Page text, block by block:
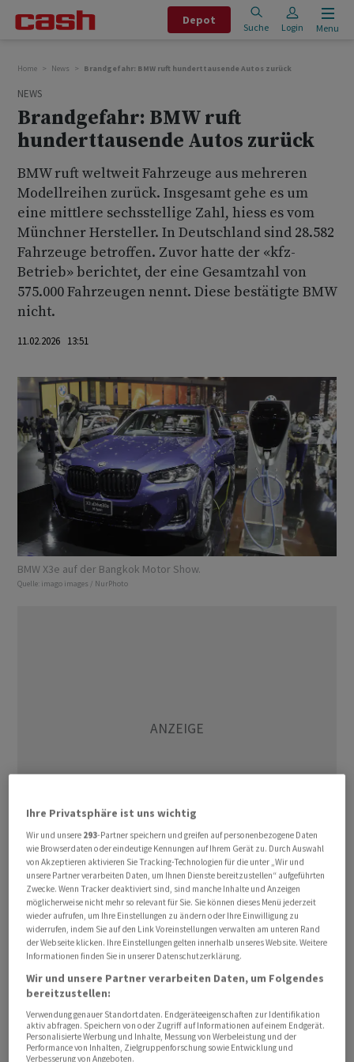
Depot
Suche Login Menu
Home News Brandgefahr: BMW ruft hunderttausende Autos zurück
NEWS
Brandgefahr: BMW ruft
hunderttausende Autos zurück
BMW ruft weltweit Fahrzeuge aus mehreren
Modellreihen zurück. Insgesamt gehe es um
eine mittlere sechsstellige Zahl, hiess es vom
Münchner Hersteller. In Deutschland sind 28.582
Fahrzeuge betroffen. Zuvor hatte der «kfz-
Betrieb» berichtet, der eine Gesamtzahl von
575.000 Fahrzeugen nennt. Diese bestätigte BMW
nicht.
11.02.2026 13:51
BMW X3e auf der Bangkok Motor Show.
Quelle: imago images / NurPhoto
Laut BMW wurde bei Produktkontrollen festgestellt,
dass nach einer hohen Anzahl von Starts erhöhter
Verschleiss im Magnetschalter auftreten könne.
Dadurch könne das Auto schlechter, unter Umständen
auch gar nicht mehr gestartet werden. Zudem sei ein
Kurzschluss nicht auszuschliessen, durch den es zu
einer lokalen Überhitzung am Starter kommen könne.
«Im ungünstigsten Fall führt dies zu einem
Fahrzeugbrand während des Betriebs. In diesem Fall
kann während der Fahrt oder beim Verlassen des
Ihre Privatsphäre ist uns wichtig
Wir und unsere 293-Partner speichern und greifen auf personenbezogene Daten
wie Browserdaten oder eindeutige Kennungen auf Ihrem Gerät zu. Durch Auswahl
von Akzeptieren aktivieren Sie Tracking-Technologien für die unter „Wir und
unsere Partner verarbeiten Daten, um Ihnen Dienste bereitzustellen“ aufgeführten
Zwecke. Wenn Tracker deaktiviert sind, sind manche Inhalte und Anzeigen
möglicherweise nicht mehr so relevant für Sie. Sie können dieses Menü jederzeit
wieder aufrufen, um Ihre Einstellungen zu ändern oder Ihre Einwilligung zu
widerrufen, indem Sie auf den Link Voreinstellungen verwalten am unteren Rand
der Webseite klicken. Ihre Einstellungen gelten innerhalb unseres Website. Weitere
Informationen finden Sie in unserer Datenschutzerklärung.
Wir und unsere Partner verarbeiten Daten, um Folgendes
bereitzustellen:
Verwendung genauer Standortdaten. Endgeräteeigenschaften zur Identifikation
aktiv abfragen. Speichern von oder Zugriff auf Informationen auf einem Endgerät.
Personalisierte Werbung und Inhalte, Messung von Werbeleistung und der
Performance von Inhalten, Zielgruppenforschung sowie Entwicklung und
Verbesserung von Angeboten.